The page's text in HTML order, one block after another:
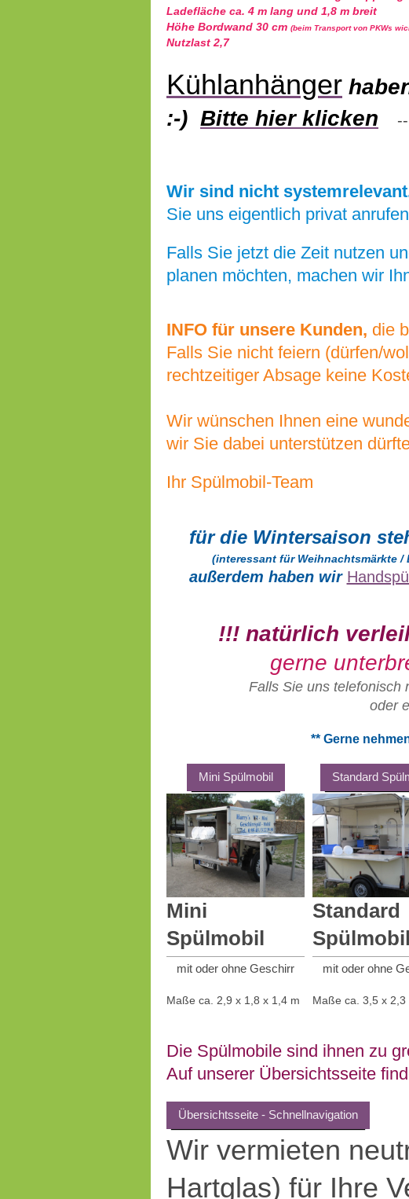
Ladefläche ca. 4 m lang und 1,8 m breit
Höhe Bordwand 30 cm (beim Transport von PKWs
Nutzlast 2,7
Kühlanhänger
:-) Bitte hier klicken --
Wir sind nicht
Sie uns eigentlich privat
Falls Sie jetzt die Zeit nutzen
planen möchten, machen wir
INFO für unsere Kunden, die
Falls Sie nicht feiern (dürfen/
rechtzeitiger Absage keine
Wir wünschen Ihnen eine
wir Sie dabei unterstützen
Ihr Spülmobil-Team
für die Wintersaison
(interessant für Weihnachtsmärkte
außerdem haben wir
!!! natürlich
gerne
Falls Sie uns telefonisch
oder
** Gerne
Mini Spülmobil
Mini
Spülmobil
mit oder ohne Geschirr
Maße ca. 2,9 x 1,8 x 1,4 m
Standard
Standard
Spülmobil
mit oder ohne
Maße ca. 3,5 x 2,3
Die Spülmobile sind ihnen zu
Auf unserer Übersichtsseite
Übersichtsseite - Schnellnavigation
Wir vermieten
Hartglas) für Ihre